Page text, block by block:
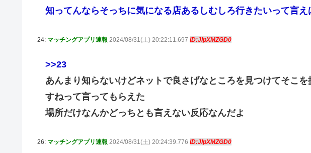
知ってんならそっちに気になる店あるしむしろ行きたいって言え
24: マッチングアプリ速報 2024/08/31(土) 20:22:11.697 ID:JlpXMZGD0
>>23
あんまり知らないけどネットで良さげなところを見つけてそこ
すねって言ってもらえた
場所だけなんかどっちとも言えない反応なんだよ
26: マッチングアプリ速報 2024/08/31(土) 20:24:39.776 ID:JlpXMZGD0